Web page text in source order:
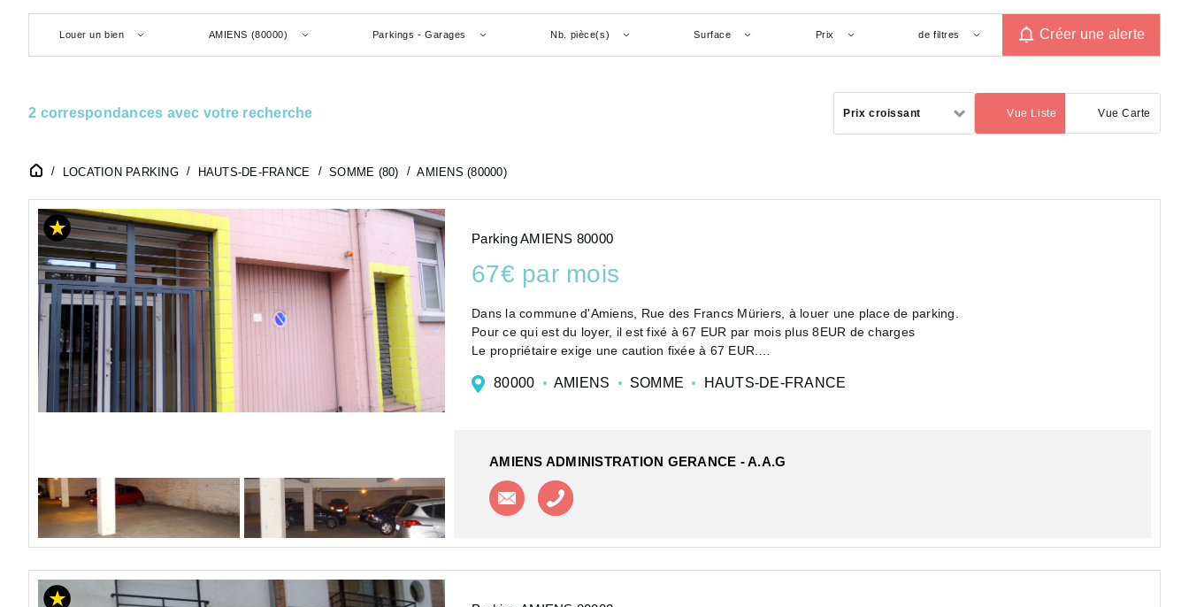
Louer un bien AMIENS (80000) Parkings - Garages Nb. pièce(s) Surface Prix de filtres Créer une alerte
2 correspondances avec votre recherche Prix croissant Vue Liste
(activé) Vue Carte
LOCATION PARKING HAUTS-DE-FRANCE SOMME (80) AMIENS (80000)
Parking AMIENS 80000
67€ par mois
Dans la commune d'Amiens, Rue des Francs Müriers, à louer une place de parking.
Pour ce qui est du loyer, il est fixé à 67 EUR par mois plus 8EUR de charges
Le propriétaire exige une caution fixée à 67 EUR.
80000 AMIENS SOMME HAUTS-DE-FRANCE
AMIENS ADMINISTRATION GERANCE - A.A.G
Contacter l'agence